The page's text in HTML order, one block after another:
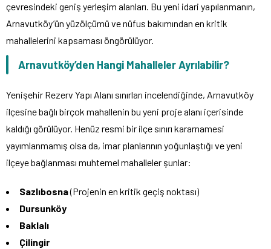
çevresindeki geniş yerleşim alanları. Bu yeni idari yapılanmanın,
Arnavutköy’ün yüzölçümü ve nüfus bakımından en kritik
mahallelerini kapsaması öngörülüyor.
Arnavutköy’den Hangi Mahalleler Ayrılabilir?
Yenişehir Rezerv Yapı Alanı sınırları incelendiğinde, Arnavutköy
ilçesine bağlı birçok mahallenin bu yeni proje alanı içerisinde
kaldığı görülüyor. Henüz resmi bir ilçe sınırı kararnamesi
yayımlanmamış olsa da, imar planlarının yoğunlaştığı ve yeni
ilçeye bağlanması muhtemel mahalleler şunlar:
Sazlıbosna(Projenin en kritik geçiş noktası)
Dursunköy
Baklalı
Çilingir